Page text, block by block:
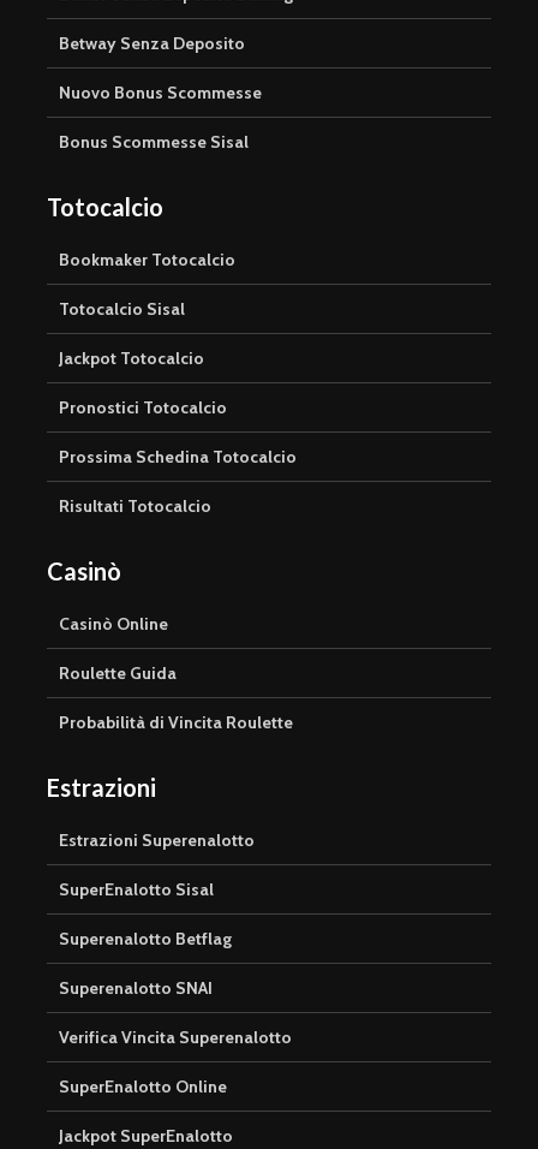
Betway Senza Deposito
Nuovo Bonus Scommesse
Bonus Scommesse Sisal
Totocalcio
Bookmaker Totocalcio
Totocalcio Sisal
Jackpot Totocalcio
Pronostici Totocalcio
Prossima Schedina Totocalcio
Risultati Totocalcio
Casinò
Casinò Online
Roulette Guida
Probabilità di Vincita Roulette
Estrazioni
Estrazioni Superenalotto
SuperEnalotto Sisal
Superenalotto Betflag
Superenalotto SNAI
Verifica Vincita Superenalotto
SuperEnalotto Online
Jackpot SuperEnalotto